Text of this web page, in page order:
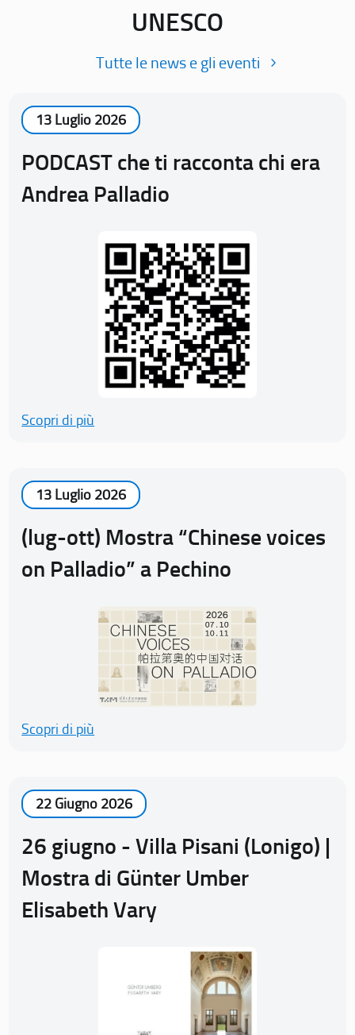
UNESCO
Tutte le news e gli eventi
13 Luglio 2026
PODCAST che ti racconta chi era
Andrea Palladio
Scopri di più
13 Luglio 2026
(lug-ott) Mostra “Chinese voices
on Palladio” a Pechino
Scopri di più
22 Giugno 2026
26 giugno - Villa Pisani (Lonigo) |
Mostra di Günter Umber
Elisabeth Vary